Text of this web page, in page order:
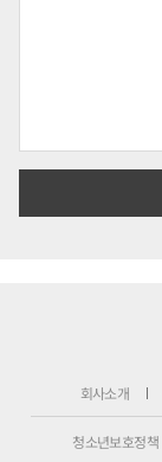
회사소개
청소년보호정책